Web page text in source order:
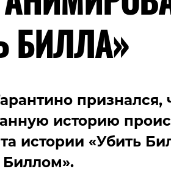
БИЛЛА»
признался,
историю
истории «Убить
Биллом».